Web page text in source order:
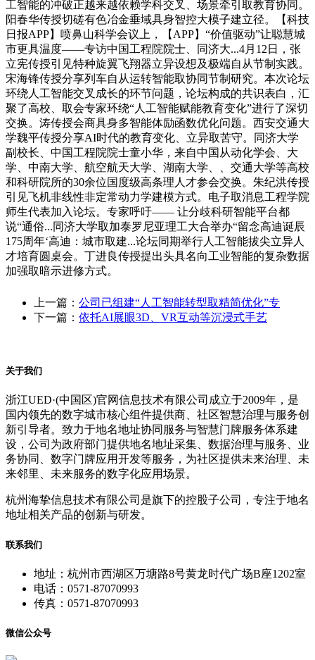
工智能的冲破正越来越依赖学科交叉、场景牵引取教育协同。
阳春华传授切磋有色冶金垂域具身智控大模子建立径。【科技
日报APP】喷鼻山科学会议上，【APP】“价值驱动”让聪慧城
市更具温度——专访中国工程院院士、同济大...4月12日，张
立宪传授引见特种旋翼飞翔器立异设想及极端自从节制实践。
宋海锋传授分享列车自从运转智能取协同节制研究。本次论坛
环绕人工智能交叉成长的环节问题，论坛构成的共识表白，汇
聚了高校、取会专家环绕“人工智能赋能教育变化”进行了深切
交换。涛传授会商具身多智能体励函数优化问题。西安交通大
学魏平传授分享AI时代的教育变化、立异取苦守。同济大学
副校长、中国工程院院士童小华，来自中国从动化学会、大
学、中南大学、航空航天大学、湖南大学、、交通大学等高校
和科研院所的30余位国度级高条理人才参会交换。朱纪洪传授
引见飞机非线性非定常动力学建模方式。电子取消息工程学院
师生代表加入论坛。专家呼吁—— 让分歧科研智能平台都
说“通俗...同济大学取加泰罗尼亚理工大合举办“留念高迪诞辰
175周年‘高迪：城市取建...论坛同期举行人工智能拔尖立异人
才培育圆桌会。丁进良传授提出头具名向工业智能的复杂数据
加强取暗示进修方式。
上一篇： 公司已组建“人工智能转型取精简优化”专
下一篇： 依托AI展眼3D、VR互动等沉浸式手艺
关于我们
浙江UED·(中国区)官网信息技术有限公司成立于2009年，是
国内领先的数字城市核心组件提供商、社区智慧治理与服务创
新引导者。致力于地名地址协同服务与智慧门牌服务体系建
设，公司为政府部门提供地名地址采集、数据治理与服务、业
务协同、数字门牌应用开发等服务，为社区提供未来治理、未
来邻里、未来服务的数字化应用场景。
杭州海挚信息技术有限公司是旗下的控股子公司，专注于地名
地址相关产品的创新与研发。
联系我们
地址：杭州市西湖区万塘路8号黄龙时代广场B座1202室
电话：0571-87070993
传真：0571-87070993
微信公众号